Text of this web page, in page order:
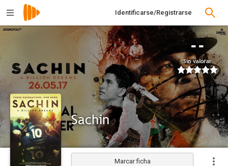
Identificarse/Registrarse
--
Sin valorar
Sachin
Marcar ficha